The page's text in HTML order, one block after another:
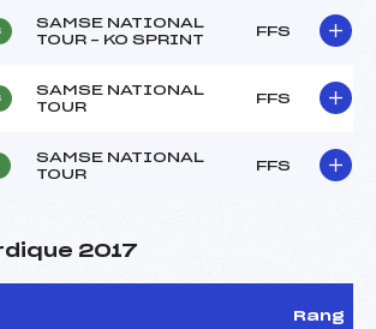
SAMSE NATIONAL
TOUR – KO SPRINT
FFS
SAMSE NATIONAL
TOUR
FFS
SAMSE NATIONAL
TOUR
FFS
2017
Rang